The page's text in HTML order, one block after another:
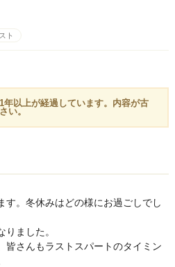
ト
年以上が経過しています。内容が古
い。
す。冬休みはどの様にお過ごしでし
ました。
皆さんもラストスパートのタイミン